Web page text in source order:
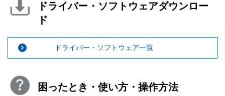
ドライバー・ソフトウェアダウンロー
ド
ドライバー・ソフトウェア一覧
困ったとき・使い方・操作方法